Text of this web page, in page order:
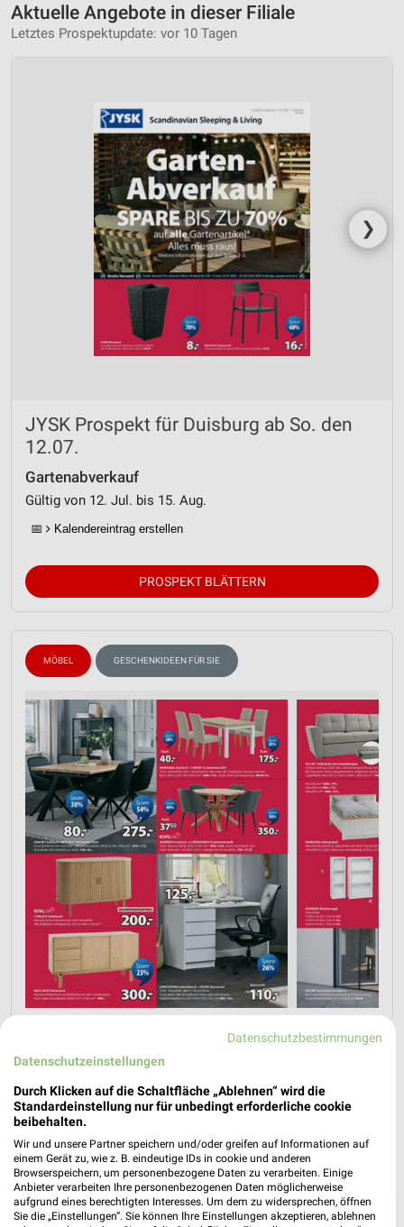
Aktuelle Angebote in dieser Filiale
Letztes Prospektupdate: vor 10 Tagen
❯
JYSK Prospekt für Duisburg ab So. den
12.07.
Gartenabverkauf
Gültig von 12. Jul. bis 15. Aug.
📅 Kalendereintrag erstellen
PROSPEKT BLÄTTERN
MÖBEL GESCHENKIDEEN FÜR SIE
❯
Datenschutzbestimmungen
Datenschutzeinstellungen
Durch Klicken auf die Schaltfläche „Ablehnen“ wird die
Standardeinstellung nur für unbedingt erforderliche cookie
beibehalten.
Wir und unsere Partner speichern und/oder greifen auf Informationen auf
einem Gerät zu, wie z. B. eindeutige IDs in cookie und anderen
Browserspeichern, um personenbezogene Daten zu verarbeiten. Einige
Anbieter verarbeiten Ihre personenbezogenen Daten möglicherweise
aufgrund eines berechtigten Interesses. Um dem zu widersprechen, öffnen
Sie die „Einstellungen“. Sie können Ihre Einstellungen akzeptieren, ablehnen